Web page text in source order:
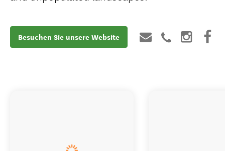
Besuchen Sie unsere Website